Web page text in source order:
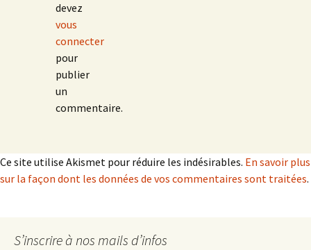
devez
vous
connecter
pour
publier
un
commentaire.
Ce site utilise Akismet pour réduire les indésirables. En savoir plus
sur la façon dont les données de vos commentaires sont traitées.
S’inscrire à nos mails d’infos